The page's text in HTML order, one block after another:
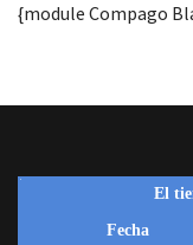
{module Compago